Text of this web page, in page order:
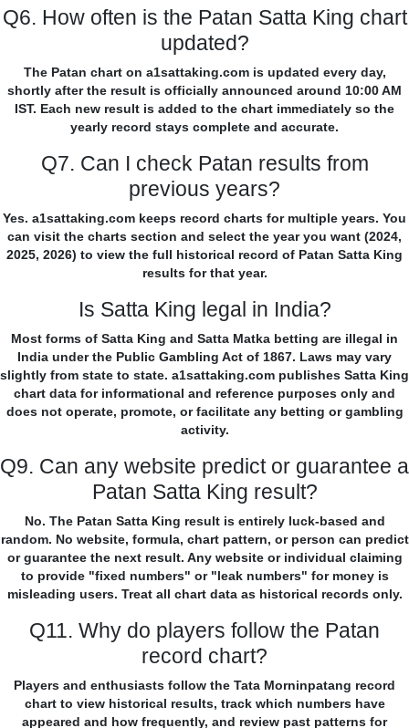
Q6. How often is the Patan Satta King chart
updated?
The Patan chart on a1sattaking.com is updated every day,
shortly after the result is officially announced around 10:00 AM
IST. Each new result is added to the chart immediately so the
yearly record stays complete and accurate.
Q7. Can I check Patan results from
previous years?
Yes. a1sattaking.com keeps record charts for multiple years. You
can visit the charts section and select the year you want (2024,
2025, 2026) to view the full historical record of Patan Satta King
results for that year.
Is Satta King legal in India?
Most forms of Satta King and Satta Matka betting are illegal in
India under the Public Gambling Act of 1867. Laws may vary
slightly from state to state. a1sattaking.com publishes Satta King
chart data for informational and reference purposes only and
does not operate, promote, or facilitate any betting or gambling
activity.
Q9. Can any website predict or guarantee a
Patan Satta King result?
No. The Patan Satta King result is entirely luck-based and
random. No website, formula, chart pattern, or person can predict
or guarantee the next result. Any website or individual claiming
to provide "fixed numbers" or "leak numbers" for money is
misleading users. Treat all chart data as historical records only.
Q11. Why do players follow the Patan
record chart?
Players and enthusiasts follow the Tata Morninpatang record
chart to view historical results, track which numbers have
appeared and how frequently, and review past patterns for